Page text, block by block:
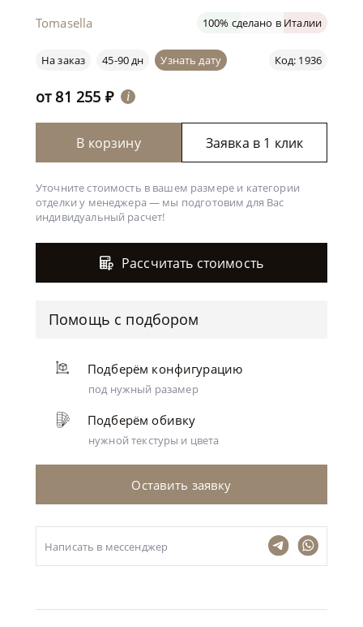
Tomasella 100% сделано в Италии
Код: 1936
На заказ 45-90 дн Узнать дату
от 81 255 ₽ i
В корзину Заявка в 1 клик
Уточните стоимость в вашем размере и категории
отделки у менеджера — мы подготовим для Вас
индивидуальный расчет!
Рассчитать стоимость
Помощь с подбором
Подберём конфигурацию
под нужный разамер
Подберём обивку
нужной текстуры и цвета
Оставить заявку
Написать в мессенджер